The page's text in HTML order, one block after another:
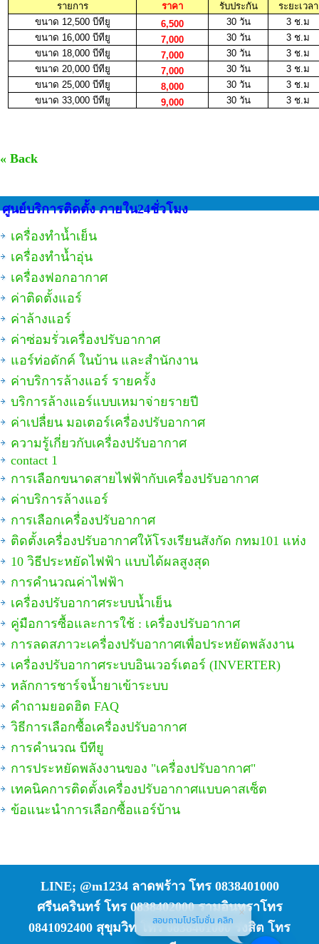
รายการ
ราคา รับประกัน
ระยะเวลา
ขนาด 12,500 บีทียู
6,500 30 วัน
3 ช.ม
ขนาด 16,000 บีทียู
7,000 30 วัน
3 ช.ม
ขนาด 18,000 บีทียู
7,000 30 วัน
3 ช.ม
ขนาด 20,000 บีทียู
7,000 30 วัน
3 ช.ม
ขนาด 25,000 บีทียู
8,000 30 วัน
3 ช.ม
ขนาด 33,000 บีทียู
9,000 30 วัน 3 ช.ม
« Back
ศูนย์บริการติดตั้ง ภายใน24ชั่วโมง
เครื่องทำน้ำเย็น
เครื่องทำน้ำอุ่น
เครื่องฟอกอากาศ
ค่าติดตั้งแอร์
ค่าล้างแอร์
ค่าซ่อมรั่วเครื่องปรับอากาศ
แอร์ท่อดักค์ ในบ้าน และสำนักงาน
ค่าบริการล้างแอร์ รายครั้ง
บริการล้างแอร์แบบเหมาจ่ายรายปี
ค่าเปลื่ยน มอเตอร์เครื่องปรับอากาศ
ความรู้เกี่ยวกับเครื่องปรับอากาศ
contact 1
การเลือกขนาดสายไฟฟ้ากับเครื่องปรับอากาศ
ค่าบริการล้างแอร์
การเลือกเครื่องปรับอากาศ
ติดตั้งเครื่องปรับอากาศให้โรงเรียนสังกัด กทม101 แห่ง
10 วิธีประหยัดไฟฟ้า แบบได้ผลสูงสุด
การคำนวณค่าไฟฟ้า
เครื่องปรับอากาศระบบน้ำเย็น
คู่มือการซื้อและการใช้ : เครื่องปรับอากาศ
การลดสภาวะเครื่องปรับอากาศเพื่อประหยัดพลังงาน
เครื่องปรับอากาศระบบอินเวอร์เตอร์ (INVERTER)
หลักการชาร์จน้ำยาเข้าระบบ
คำถามยอดฮิต FAQ
วิธีการเลือกซื้อเครื่องปรับอากาศ
การคำนวณ บีทียู
การประหยัดพลังงานของ "เครื่องปรับอากาศ"
เทคนิคการติดตั้งเครื่องปรับอากาศแบบคาสเซ็ต
ข้อแนะนำการเลือกซื้อแอร์บ้าน
LINE; @m1234 ลาดพร้าว โทร 0838401000
ศรีนครินทร์ โทร 0838402000 รามอินทราโทร
0841092400 สุขุมวิท โทร 0838401000 รังสิต โทร
สอบถามโปรโมชั่น คลิก